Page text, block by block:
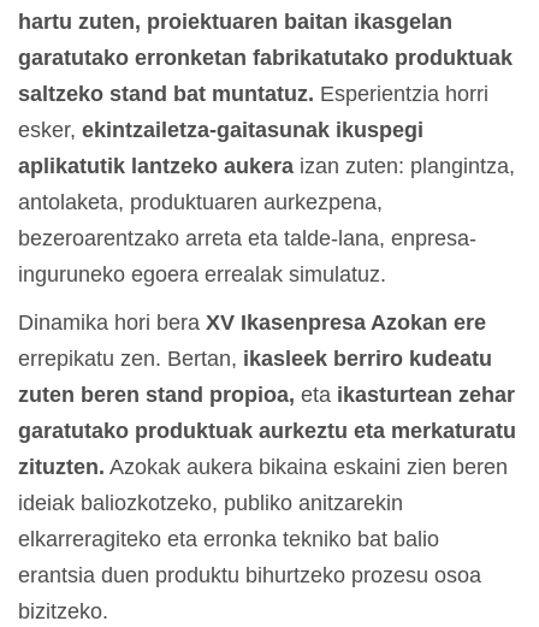
hartu zuten, proiektuaren baitan ikasgelan
garatutako erronketan fabrikatutako produktuak
saltzeko stand bat muntatuz. Esperientzia horri
esker, ekintzailetza-gaitasunak ikuspegi
aplikatutik lantzeko aukera izan zuten: plangintza,
antolaketa, produktuaren aurkezpena,
bezeroarentzako arreta eta talde-lana, enpresa-
inguruneko egoera errealak simulatuz.
Dinamika hori bera XV Ikasenpresa Azokan ere
errepikatu zen. Bertan, ikasleek berriro kudeatu
zuten beren stand propioa, eta ikasturtean zehar
garatutako produktuak aurkeztu eta merkaturatu
zituzten. Azokak aukera bikaina eskaini zien beren
ideiak baliozkotzeko, publiko anitzarekin
elkarreragiteko eta erronka tekniko bat balio
erantsia duen produktu bihurtzeko prozesu osoa
bizitzeko.